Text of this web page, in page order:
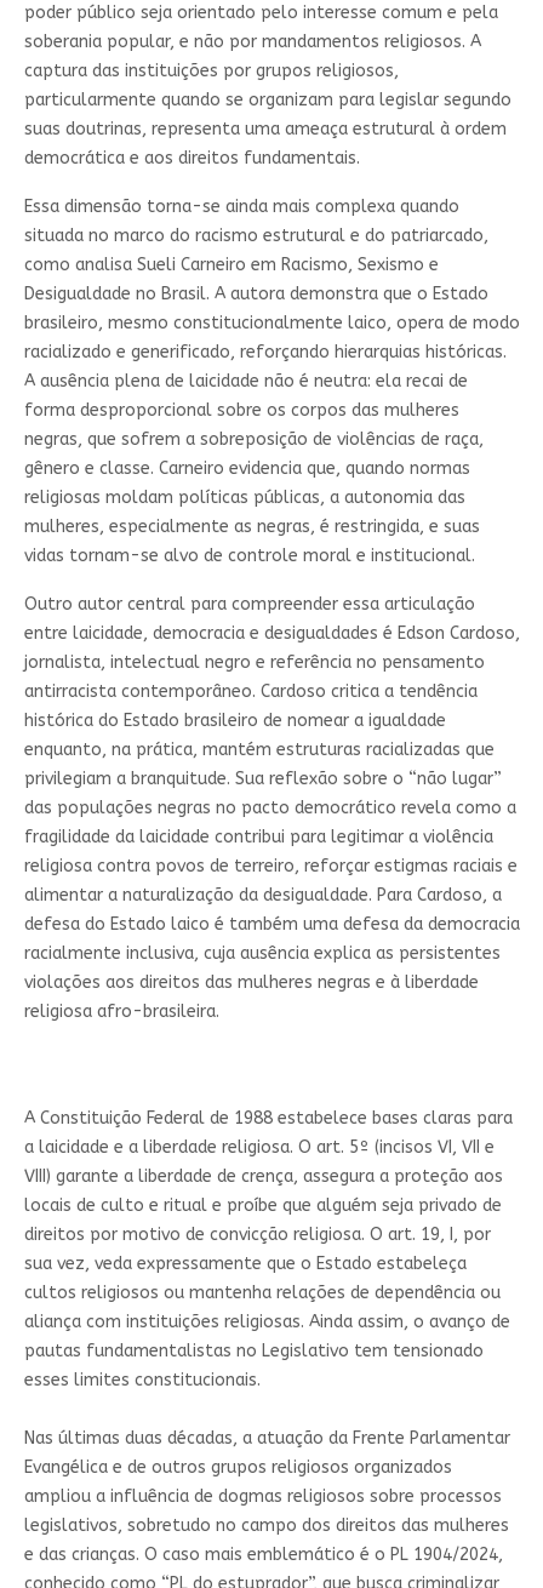
poder público seja orientado pelo interesse comum e pela
soberania popular, e não por mandamentos religiosos. A
captura das instituições por grupos religiosos,
particularmente quando se organizam para legislar segundo
suas doutrinas, representa uma ameaça estrutural à ordem
democrática e aos direitos fundamentais.
Essa dimensão torna-se ainda mais complexa quando
situada no marco do racismo estrutural e do patriarcado,
como analisa Sueli Carneiro em Racismo, Sexismo e
Desigualdade no Brasil. A autora demonstra que o Estado
brasileiro, mesmo constitucionalmente laico, opera de modo
racializado e generificado, reforçando hierarquias históricas.
A ausência plena de laicidade não é neutra: ela recai de
forma desproporcional sobre os corpos das mulheres
negras, que sofrem a sobreposição de violências de raça,
gênero e classe. Carneiro evidencia que, quando normas
religiosas moldam políticas públicas, a autonomia das
mulheres, especialmente as negras, é restringida, e suas
vidas tornam-se alvo de controle moral e institucional.
Outro autor central para compreender essa articulação
entre laicidade, democracia e desigualdades é Edson Cardoso,
jornalista, intelectual negro e referência no pensamento
antirracista contemporâneo. Cardoso critica a tendência
histórica do Estado brasileiro de nomear a igualdade
enquanto, na prática, mantém estruturas racializadas que
privilegiam a branquitude. Sua reflexão sobre o “não lugar”
das populações negras no pacto democrático revela como a
fragilidade da laicidade contribui para legitimar a violência
religiosa contra povos de terreiro, reforçar estigmas raciais e
alimentar a naturalização da desigualdade. Para Cardoso, a
defesa do Estado laico é também uma defesa da democracia
racialmente inclusiva, cuja ausência explica as persistentes
violações aos direitos das mulheres negras e à liberdade
religiosa afro-brasileira.
A Constituição Federal de 1988 estabelece bases claras para
a laicidade e a liberdade religiosa. O art. 5º (incisos VI, VII e
VIII) garante a liberdade de crença, assegura a proteção aos
locais de culto e ritual e proíbe que alguém seja privado de
direitos por motivo de convicção religiosa. O art. 19, I, por
sua vez, veda expressamente que o Estado estabeleça
cultos religiosos ou mantenha relações de dependência ou
aliança com instituições religiosas. Ainda assim, o avanço de
pautas fundamentalistas no Legislativo tem tensionado
esses limites constitucionais.
Nas últimas duas décadas, a atuação da Frente Parlamentar
Evangélica e de outros grupos religiosos organizados
ampliou a influência de dogmas religiosos sobre processos
legislativos, sobretudo no campo dos direitos das mulheres
e das crianças. O caso mais emblemático é o PL 1904/2024,
conhecido como “PL do estuprador”, que busca criminalizar